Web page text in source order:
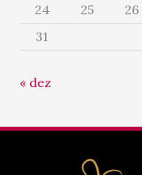
24
25 26
31
« dez